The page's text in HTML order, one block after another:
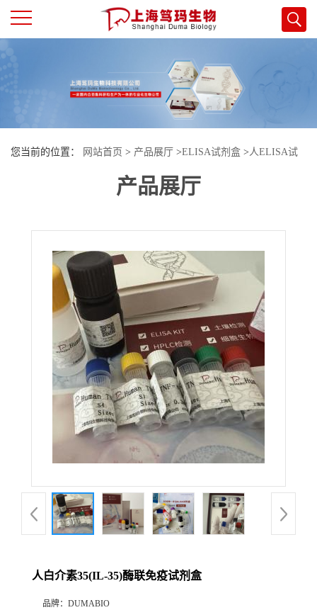
页
司
品
您当前的位置： 网站首页 > 产品展厅 >ELISA试剂盒 >人ELISA试
人白介素35(IL-35)酶联免疫试剂盒
产品展厅
人白介素35(IL-35)酶联免疫试剂盒
品牌： DUMABIO